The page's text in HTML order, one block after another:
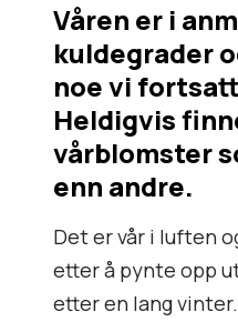
Våren er i
kuldegrader
noe vi
Heldigvis
vårblomster
enn andre.
Det er vår i luften
etter å pynte opp
etter en lang